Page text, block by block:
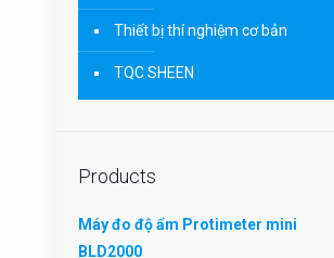
Thiết bị thí nghiệm cơ bản
TQC SHEEN
Products
Máy đo độ ẩm Protimeter mini
BLD2000